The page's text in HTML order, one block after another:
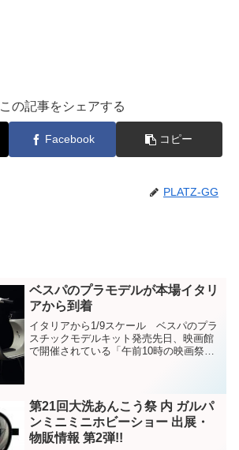
この記事をシェアする
Facebook コピー
PLATZ-GG
ベスパのプラモデルが本場イタリ
アから到着
イタリアから1/9スケール ベスパのプラ
スチックモデルキット発売先日、映画館
で開催されている「午前10時の映画祭」
いこうという企画で...
第21回大洗あんこう祭 内 ガルパ
ンミニミニホビーショー 出展・
物販情報 第2弾!!